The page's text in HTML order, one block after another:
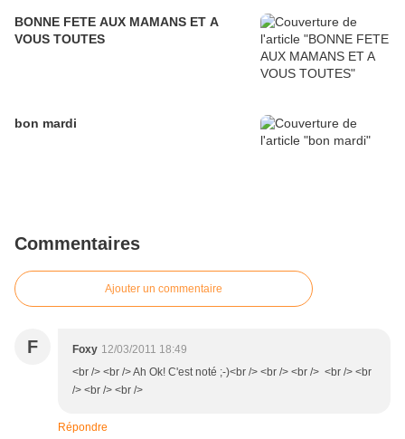
BONNE FETE AUX MAMANS ET A
VOUS TOUTES
bon mardi
Commentaires
Ajouter un commentaire
F Foxy 12/03/2011 18:49
<br /> <br /> Ah Ok! C'est noté ;-)<br /> <br /> <br /> <br /> <br
/> <br /> <br />
Répondre